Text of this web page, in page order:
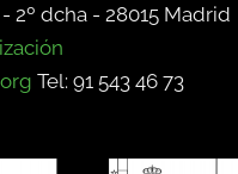
2º dcha - 28015 Madrid
Tel: 91 543 46 73